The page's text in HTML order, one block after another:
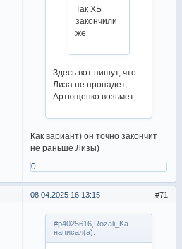
Так ХБ
закончили
же
Здесь вот пишут, что
Лиза не пропадет,
Артющенко возьмет.
Как вариант) он точно закончит
не раньше Лизы)
0
71
08.04.2025 16:13:15
#p4025616,Rozali_Ka
написал(а):